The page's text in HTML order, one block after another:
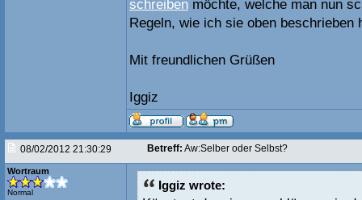
schreiben möchte, welche man nun
Regeln, wie ich sie oben beschrieben
Mit freundlichen Grüßen
Iggiz
08/02/2012 21:30:29 Betreff: Aw:Selber oder Selbst?
Wortraum
Normal
Iggiz wrote: